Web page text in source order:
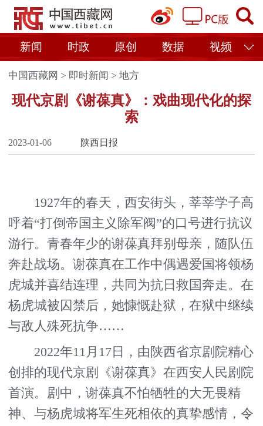
新闻 时政 原创 数据 视频
中国西藏网 > 即时新闻 >地方
现代京剧《谢葆真》：戏曲现代化的探
索
2023-01-06 陕西日报
1927年的春天，西安街头，莘莘学子高
呼着“打倒帝国主义除军阀”的口号进行抗议
游行。青春年少的谢葆真拜别母亲，随队伍
奔赴战场。谢葆真在工作中偶遇爱国将领杨
虎城并喜结连理，共同为抗日救国奔走。在
杨虎城被囚禁后，她慷慨赴狱，在狱中继续
与敌人殊死抗争……
2022年11月17日，由陕西省京剧院精心
创排的现代京剧《谢葆真》在西安人民剧院
首演。剧中，谢葆真不怕牺牲的大无畏精
神、与杨虎城将军生死相依的真挚感情，令